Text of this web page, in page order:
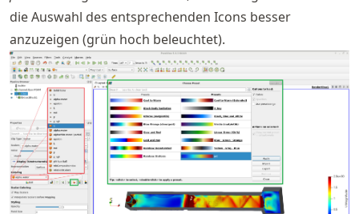
die Auswahl des entsprechenden Icons besser
anzuzeigen (grün hoch beleuchtet).